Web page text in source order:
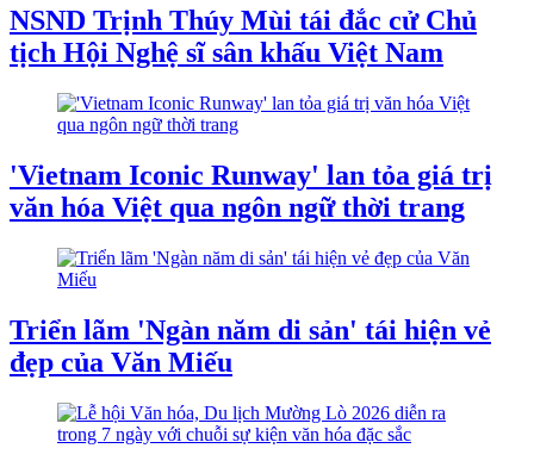
NSND Trịnh Thúy Mùi tái đắc cử Chủ
tịch Hội Nghệ sĩ sân khấu Việt Nam
'Vietnam Iconic Runway' lan tỏa giá trị
văn hóa Việt qua ngôn ngữ thời trang
Triển lãm 'Ngàn năm di sản' tái hiện vẻ
đẹp của Văn Miếu